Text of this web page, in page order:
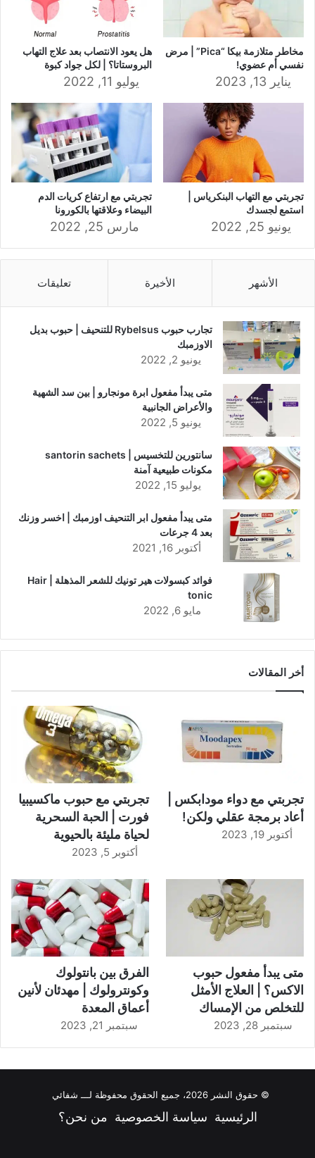
مخاطر متلازمة بيكا “Pica” | مرض
نفسي أم عضوي!
يناير 13, 2023
هل يعود الانتصاب بعد علاج التهاب
البروستاتا؟ | لكل جواد كبوة
يوليو 11, 2022
تجربتي مع التهاب البنكرياس |
استمع لجسدك
يونيو 25, 2022
تجربتي مع ارتفاع ‏كريات الدم
البيضاء وعلاقتها بالكورونا
مارس 25, 2022
الأشهر الأخيرة تعليقات
تجارب حبوب Rybelsus للتنحيف | حبوب بديل
الاوزمبك
يونيو 2, 2022
متى يبدأ مفعول ابرة مونجارو | بين سد الشهية
والأعراض الجانبية
يونيو 5, 2022
سانتورين للتخسيس | santorin sachets
مكونات طبيعية آمنة
يوليو 15, 2022
متى يبدأ مفعول ابر التنحيف اوزمبك | اخسر وزنك
بعد 4 جرعات
أكتوبر 16, 2021
فوائد كبسولات هير تونيك للشعر المذهلة | Hair
tonic
مايو 6, 2022
أخر المقالات
تجربتي مع دواء مودابكس |
أعاد برمجة عقلي ولكن!
أكتوبر 19, 2023
تجربتي مع حبوب ماكسيبيا
فورت | الحبة السحرية
لحياة مليئة بالحيوية
أكتوبر 5, 2023
متى يبدأ مفعول حبوب
الاكس؟ | العلاج الأمثل
للتخلص من الإمساك
سبتمبر 28, 2023
الفرق بين بانتولوك
وكونترولوك | مهدئان لأنين
أعماق المعدة
سبتمبر 21, 2023
© حقوق النشر 2026، جميع الحقوق محفوظة لـــ شفائي
الرئيسية سياسة الخصوصية من نحن؟